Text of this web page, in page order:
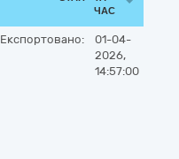
ЧАС
Експортовано:
01-04-
2026,
14:57:00